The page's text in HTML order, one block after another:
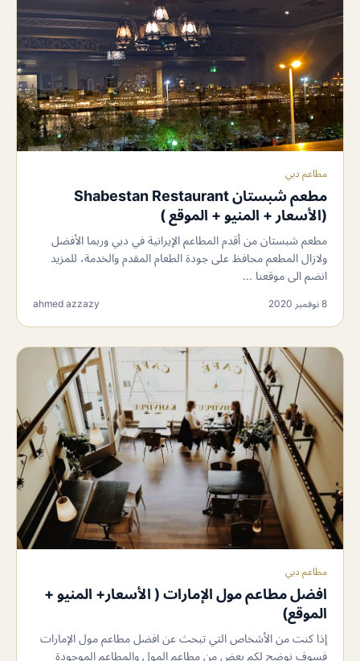
مطاعم دبي
مطعم شبستان Shabestan Restaurant
(الأسعار + المنيو + الموقع )
مطعم شبستان من أقدم المطاعم الإيرانية في دبي وربما الأفضل
ولازال المطعم محافظ على جودة الطعام المقدم والخدمة، للمزيد
انضم الى موقعنا ...
8 نوفمبر 2020 ahmed azzazy
مطاعم دبي
افضل مطاعم مول الإمارات ( الأسعار+ المنيو +
الموقع)
إذا كنت من الأشخاص التي تبحث عن افضل مطاعم مول الإمارات
فسوف نوضح لكم بعض من مطاعم المول والمطاعم الموجودة